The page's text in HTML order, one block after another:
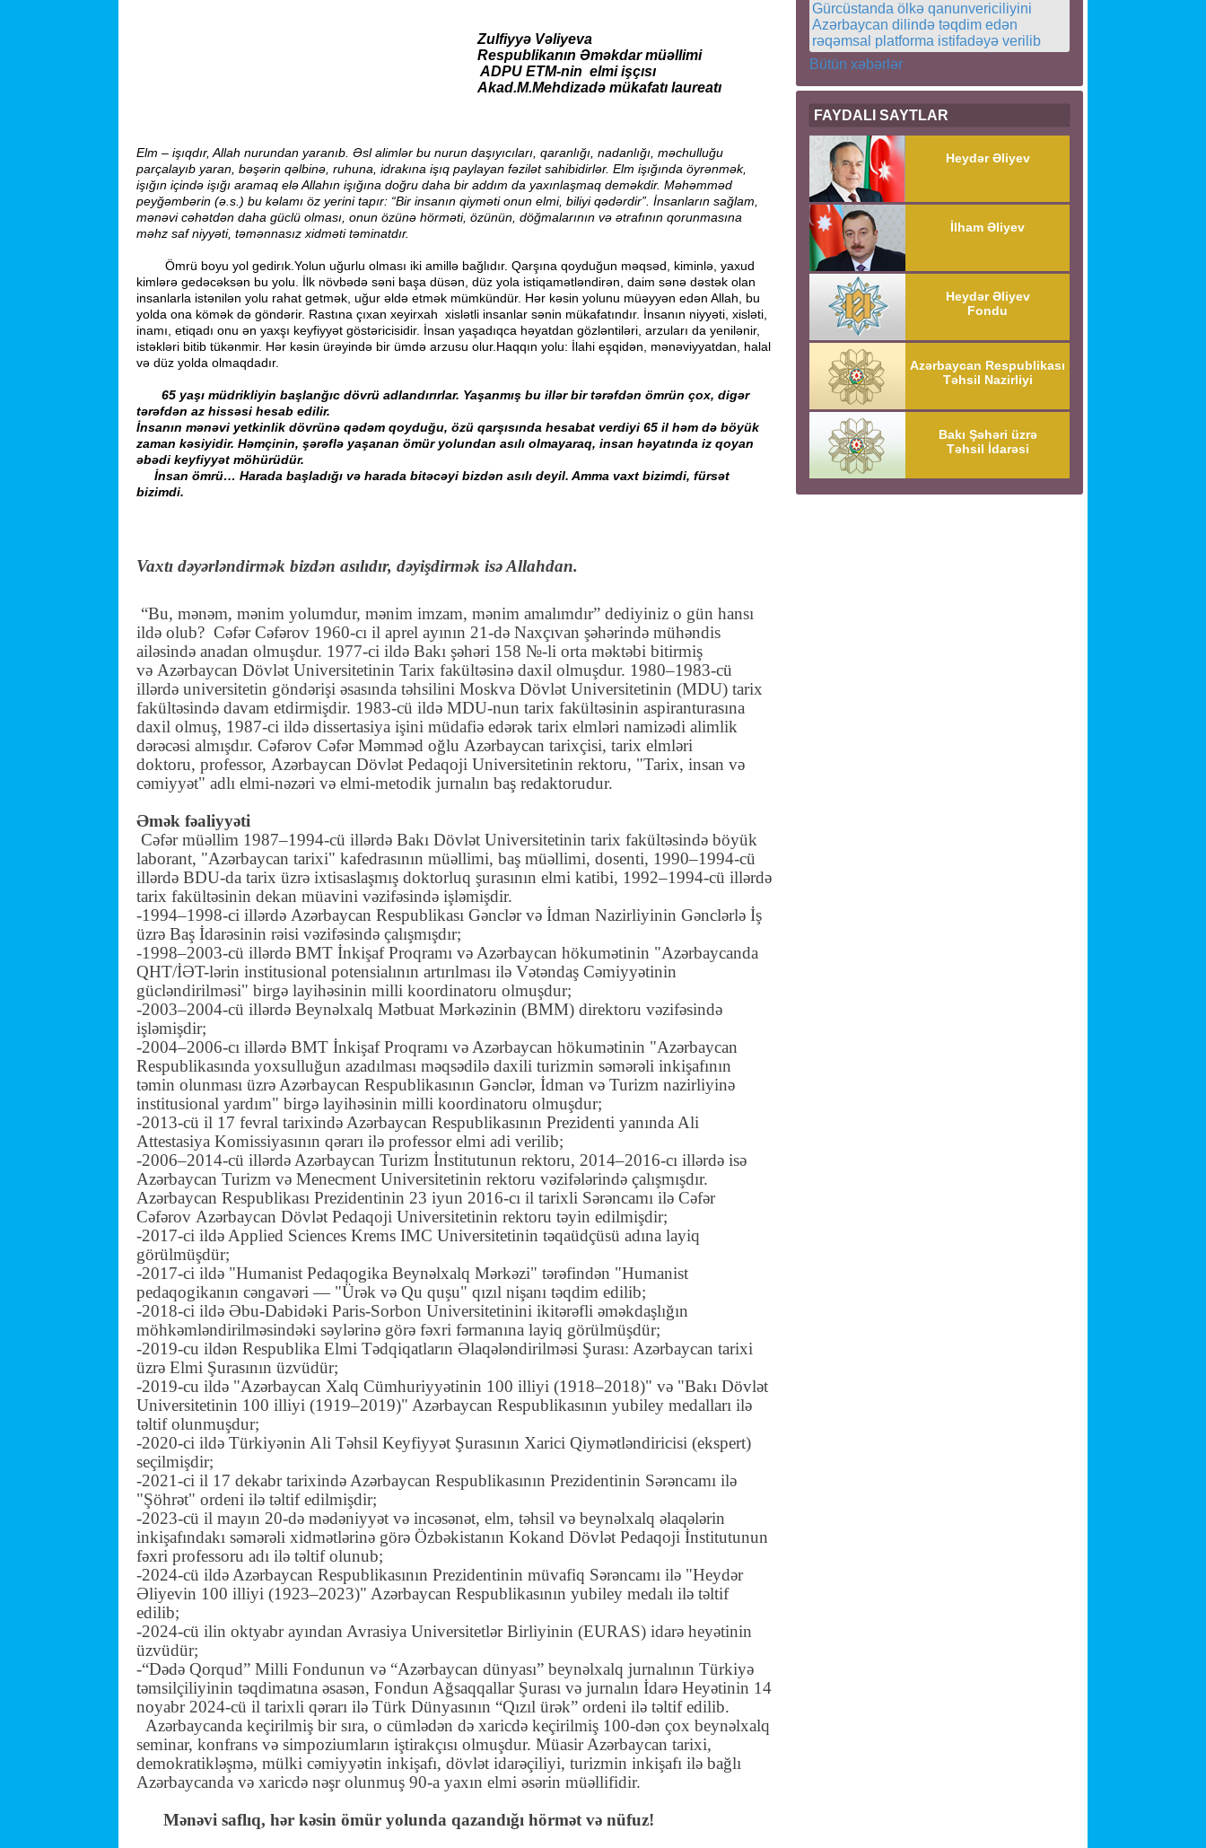
Zulfiyyə Vəliyeva
Respublikanın Əməkdar müəllimi
ADPU ETM-nin elmi işçısı
Akad.M.Mehdizadə mükafatı laureatı
Elm – işıqdır, Allah nurundan yaranıb. Əsl alimlər bu nurun daşıyıcıları, qaranlığı, nadanlığı, məchulluğu
parçalayıb yaran, bəşərin qəlbinə, ruhuna, idrakına işıq paylayan fəzilət sahibidirlər. Elm işığında öyrənmək,
işığın içində işığı aramaq elə Allahın işığına doğru daha bir addım da yaxınlaşmaq deməkdir. Məhəmməd
peyğəmbərin (ə.s.) bu kəlamı öz yerini tapır: “Bir insanın qiyməti onun elmi, biliyi qədərdir”. İnsanların sağlam,
mənəvi cəhətdən daha güclü olması, onun özünə hörməti, özünün, döğmalarının və ətrafının qorunmasına
məhz saf niyyəti, təmənnasız xidməti təminatdır.
Ömrü boyu yol gedirık.Yolun uğurlu olması iki amillə bağlıdır. Qarşına qoyduğun məqsəd, kiminlə, yaxud
kimlərə gedəcəksən bu yolu. İlk növbədə səni başa düsən, düz yola istiqamətləndirən, daim sənə dəstək olan
insanlarla istənilən yolu rahat getmək, uğur əldə etmək mümkündür. Hər kəsin yolunu müəyyən edən Allah, bu
yolda ona kömək də göndərir. Rastına çıxan xeyirxah xislətli insanlar sənin mükafatındır. İnsanın niyyəti, xisləti,
inamı, etiqadı onu ən yaxşı keyfiyyət göstəricisidir. İnsan yaşadıqca həyatdan gözləntiləri, arzuları da yenilənir,
istəkləri bitib tükənmir. Hər kəsin ürəyində bir ümdə arzusu olur.Haqqın yolu: İlahi eşqidən, mənəviyyatdan, halal
və düz yolda olmaqdadır.
65 yaşı müdrikliyin başlanğıc dövrü adlandırırlar. Yaşanmış bu illər bir tərəfdən ömrün çox, digər
tərəfdən az hissəsi hesab edilir.
İnsanın mənəvi yetkinlik dövrünə qədəm qoyduğu, özü qarşısında hesabat verdiyi 65 il həm də böyük
zaman kəsiyidir. Həmçinin, şərəflə yaşanan ömür yolundan asılı olmayaraq, insan həyatında iz qoyan
əbədi keyfiyyət möhürüdür.
İnsan ömrü… Harada başladığı və harada bitəcəyi bizdən asılı deyil. Amma vaxt bizimdi, fürsət
bizimdi.
Vaxtı dəyərləndirmək bizdən asılıdır, dəyişdirmək isə Allahdan.
“Bu, mənəm, mənim yolumdur, mənim imzam, mənim amalımdır” dediyiniz o gün hansı
ildə olub? Cəfər Cəfərov 1960-cı il aprel ayının 21-də Naxçıvan şəhərində mühəndis
ailəsində anadan olmuşdur. 1977-ci ildə Bakı şəhəri 158 №-li orta məktəbi bitirmiş
və Azərbaycan Dövlət Universitetinin Tarix fakültəsinə daxil olmuşdur. 1980–1983-cü
illərdə universitetin göndərişi əsasında təhsilini Moskva Dövlət Universitetinin (MDU) tarix
fakültəsində davam etdirmişdir. 1983-cü ildə MDU-nun tarix fakültəsinin aspiranturasına
daxil olmuş, 1987-ci ildə dissertasiya işini müdafiə edərək tarix elmləri namizədi alimlik
dərəcəsi almışdır. Cəfərov Cəfər Məmməd oğlu Azərbaycan tarixçisi, tarix elmləri
doktoru, professor, Azərbaycan Dövlət Pedaqoji Universitetinin rektoru, "Tarix, insan və
cəmiyyət" adlı elmi-nəzəri və elmi-metodik jurnalın baş redaktorudur.
Əmək fəaliyyəti
Cəfər müəllim 1987–1994-cü illərdə Bakı Dövlət Universitetinin tarix fakültəsində böyük
laborant, "Azərbaycan tarixi" kafedrasının müəllimi, baş müəllimi, dosenti, 1990–1994-cü
illərdə BDU-da tarix üzrə ixtisaslaşmış doktorluq şurasının elmi katibi, 1992–1994-cü illərdə
tarix fakültəsinin dekan müavini vəzifəsində işləmişdir.
-1994–1998-ci illərdə Azərbaycan Respublikası Gənclər və İdman Nazirliyinin Gənclərlə İş
üzrə Baş İdarəsinin rəisi vəzifəsində çalışmışdır;
-1998–2003-cü illərdə BMT İnkişaf Proqramı və Azərbaycan hökumətinin "Azərbaycanda
QHT/İƏT-lərin institusional potensialının artırılması ilə Vətəndaş Cəmiyyətinin
gücləndirilməsi" birgə layihəsinin milli koordinatoru olmuşdur;
-2003–2004-cü illərdə Beynəlxalq Mətbuat Mərkəzinin (BMM) direktoru vəzifəsində
işləmişdir;
-2004–2006-cı illərdə BMT İnkişaf Proqramı və Azərbaycan hökumətinin "Azərbaycan
Respublikasında yoxsulluğun azadılması məqsədilə daxili turizmin səmərəli inkişafının
təmin olunması üzrə Azərbaycan Respublikasının Gənclər, İdman və Turizm nazirliyinə
institusional yardım" birgə layihəsinin milli koordinatoru olmuşdur;
-2013-cü il 17 fevral tarixində Azərbaycan Respublikasının Prezidenti yanında Ali
Attestasiya Komissiyasının qərarı ilə professorelmi adi verilib;
-2006–2014-cü illərdə Azərbaycan Turizm İnstitutunun rektoru, 2014–2016-cı illərdə isə
Azərbaycan Turizm və Menecment Universitetinin rektoru vəzifələrində çalışmışdır.
Azərbaycan Respublikası Prezidentinin 23 iyun 2016-cı il tarixli Sərəncamı ilə Cəfər
Cəfərov Azərbaycan Dövlət Pedaqoji Universitetinin rektoru təyin edilmişdir;
-2017-ci ildə Applied Sciences Krems IMC Universitetinin təqaüdçüsü adına layiq
görülmüşdür;
-2017-ci ildə "Humanist Pedaqogika Beynəlxalq Mərkəzi" tərəfindən "Humanist
pedaqogikanın cəngavəri — "Ürək və Qu quşu" qızıl nişanı təqdim edilib;
-2018-ci ildə Əbu-Dabidəki Paris-Sorbon Universitetinini ikitərəfli əməkdaşlığın
möhkəmləndirilməsindəki səylərinə görə fəxri fərmanına layiq görülmüşdür;
-2019-cu ildən Respublika Elmi Tədqiqatların Əlaqələndirilməsi Şurası: Azərbaycan tarixi
üzrə Elmi Şurasının üzvüdür;
-2019-cu ildə "Azərbaycan Xalq Cümhuriyyətinin 100 illiyi (1918–2018)" və "Bakı Dövlət
Universitetinin 100 illiyi (1919–2019)" Azərbaycan Respublikasının yubiley medalları ilə
təltif olunmuşdur;
-2020-ci ildə Türkiyənin Ali Təhsil Keyfiyyət Şurasının Xarici Qiymətləndiricisi (ekspert)
seçilmişdir;
-2021-ci il 17 dekabr tarixində Azərbaycan Respublikasının Prezidentinin Sərəncamı ilə
"Şöhrət" ordeni ilə təltif edilmişdir;
-2023-cü il mayın 20-də mədəniyyət və incəsənət, elm, təhsil və beynəlxalq əlaqələrin
inkişafındakı səmərəli xidmətlərinə görə Özbəkistanın Kokand Dövlət Pedaqoji İnstitutunun
fəxri professoru adı ilə təltif olunub;
-2024-cü ildə Azərbaycan Respublikasının Prezidentinin müvafiq Sərəncamı ilə "Heydər
Əliyevin 100 illiyi (1923–2023)" Azərbaycan Respublikasının yubiley medalı ilə təltif
edilib;
-2024-cü ilin oktyabr ayından Avrasiya Universitetlər Birliyinin (EURAS) idarə heyətinin
üzvüdür;
-“Dədə Qorqud” Milli Fondunun və “Azərbaycan dünyası” beynəlxalq jurnalının Türkiyə
təmsilçiliyinin təqdimatına əsasən, Fondun Ağsaqqallar Şurası və jurnalın İdarə Heyətinin 14
noyabr 2024-cü il tarixli qərarı ilə Türk Dünyasının “Qızıl ürək” ordeni ilə təltif edilib.
Azərbaycanda keçirilmiş bir sıra, o cümlədən də xaricdə keçirilmiş 100-dən çox beynəlxalq
seminar, konfrans və simpoziumların iştirakçısı olmuşdur. Müasir Azərbaycan tarixi,
demokratikləşmə, mülki cəmiyyətin inkişafı, dövlət idarəçiliyi, turizmin inkişafı ilə bağlı
Azərbaycanda və xaricdə nəşr olunmuş 90-a yaxın elmi əsərin müəllifidir.
Mənəvi saflıq, hər kəsin ömür yolunda qazandığı hörmət və nüfuz!
Gürcüstanda ölkə qanunvericiliyini
Azərbaycan dilində təqdim edən
rəqəmsal platforma istifadəyə verilib
Bütün xəbərlər
FAYDALI SAYTLAR
Heydər Əliyev
İlham Əliyev
Heydər Əliyev
Fondu
Azərbaycan Respublikası
Təhsil Nazirliyi
Bakı Şəhəri üzrə
Təhsil İdarəsi